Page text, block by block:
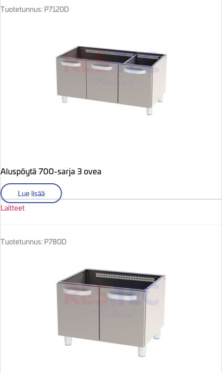
Tuotetunnus: P7120D
Aluspöytä 700-sarja 3 ovea
Lue lisää
Laitteet
Tuotetunnus: P780D